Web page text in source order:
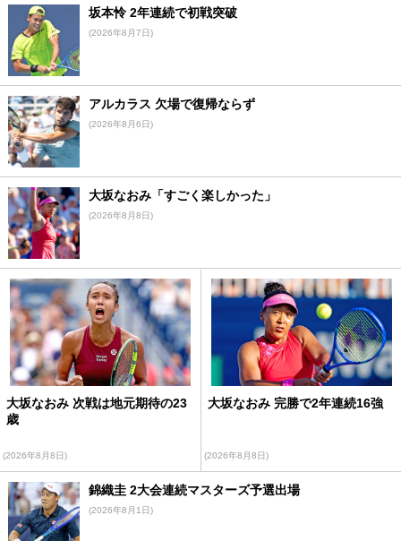
坂本怜 2年連続で初戦突破
(2026年8月7日)
アルカラス 欠場で復帰ならず
(2026年8月6日)
大坂なおみ「すごく楽しかった」
(2026年8月8日)
大坂なおみ 次戦は地元期待の23
歳
(2026年8月8日)
大坂なおみ 完勝で2年連続16強
(2026年8月8日)
錦織圭 2大会連続マスターズ予選出場
(2026年8月1日)